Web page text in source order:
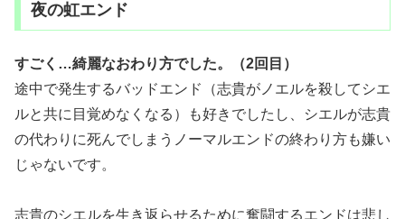
夜の虹エンド
すごく…綺麗なおわり方でした。（2回目）
途中で発生するバッドエンド（志貴がノエルを殺してシエ
ルと共に目覚めなくなる）も好きでしたし、シエルが志貴
の代わりに死んでしまうノーマルエンドの終わり方も嫌い
じゃないです。
志貴のシエルを生き返らせるために奮闘するエンドは悲し